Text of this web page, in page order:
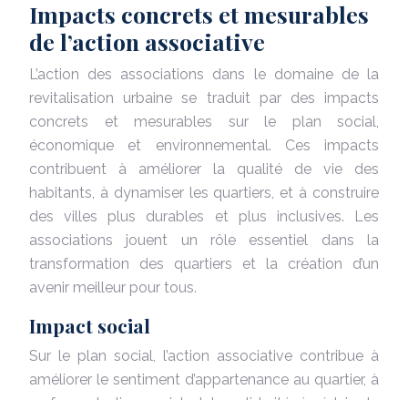
Impacts concrets et mesurables
de l’action associative
L’action des associations dans le domaine de la
revitalisation urbaine se traduit par des impacts
concrets et mesurables sur le plan social,
économique et environnemental. Ces impacts
contribuent à améliorer la qualité de vie des
habitants, à dynamiser les quartiers, et à construire
des villes plus durables et plus inclusives. Les
associations jouent un rôle essentiel dans la
transformation des quartiers et la création d’un
avenir meilleur pour tous.
Impact social
Sur le plan social, l’action associative contribue à
améliorer le sentiment d’appartenance au quartier, à